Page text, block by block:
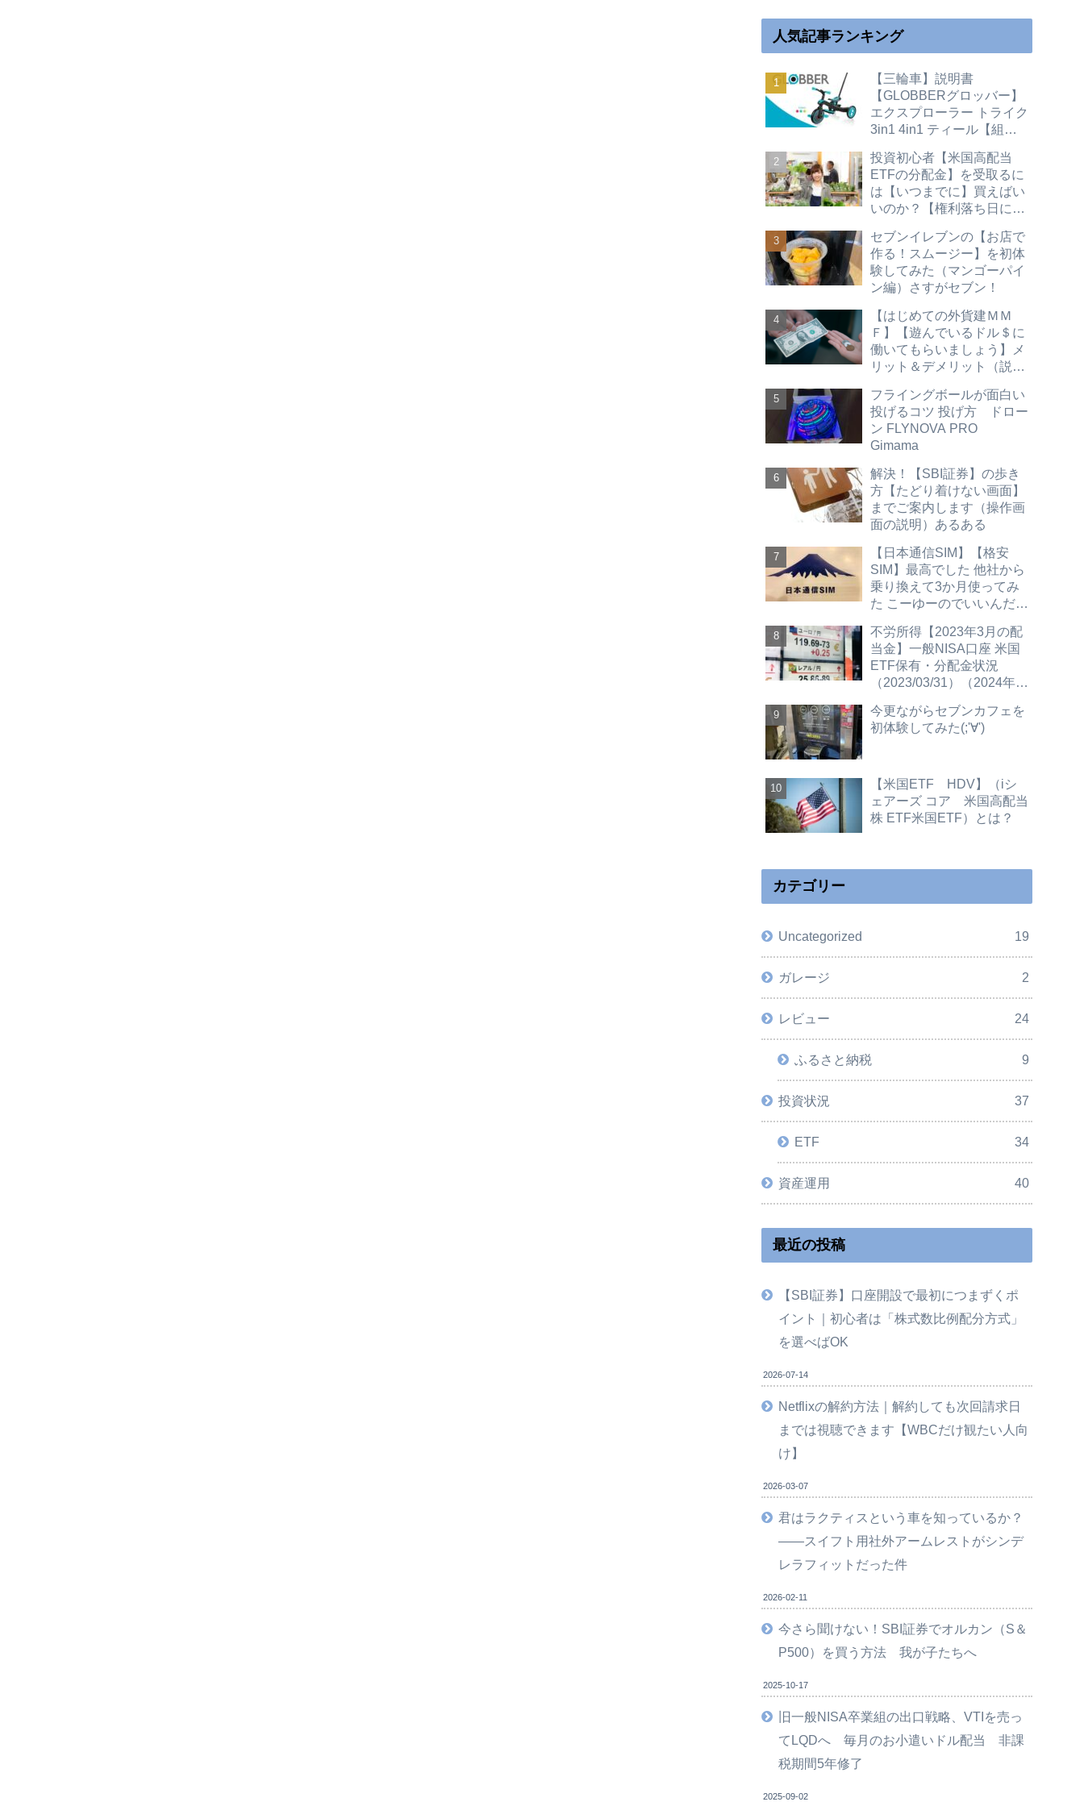
人気記事ランキング
【三輪車】説明書
【GLOBBERグロッバー】
エクスプローラー トライク
3in1 4in1 ティール【組立
身】二輪
投資初心者【米国高配当
ETFの分配金】を受取るに
は【いつまでに】買えばい
いのか？【権利落ち日につ
優待 不労所得）hdv spyd
vym vti vt vig agg vwob
2026
セブンイレブンの【お店で
作る！スムージー】を初体
験してみた（マンゴーパイ
ン編）さすがセブン！
【はじめての外貨建ＭＭ
Ｆ】【遊んでいるドル＄に
働いてもらいましょう】メ
リット＆デメリット（説明
編）hdv spyd vym vti vt vig
agg vwob
フライングボールが面白い
投げるコツ 投げ方 ドロー
ン FLYNOVA PRO
Gimama
解決！【SBI証券】の歩き
方【たどり着けない画面】
までご案内します（操作画
面の説明）あるある
【日本通信SIM】【格安
SIM】最高でした 他社から
乗り換えて3か月使ってみ
た こーゆーのでいいんだよ
ラン紹介）
不労所得【2023年3月の配
当金】一般NISA口座 米国
ETF保有・分配金状況
（2023/03/31）（2024年新
今更ながらセブンカフェを
初体験してみた(;'∀')
【米国ETF HDV】（iシ
ェアーズ コア 米国高配当
株 ETF米国ETF）とは？
カテゴリー
Uncategorized 19
ガレージ 2
レビュー 24
ふるさと納税 9
投資状況 37
ETF 34
資産運用 40
最近の投稿
【SBI証券】口座開設で最初につまずくポ
イント｜初心者は「株式数比例配分方式」
を選べばOK
2026-07-14
Netflixの解約方法｜解約しても次回請求日
までは視聴できます【WBCだけ観たい人向
け】
2026-03-07
君はラクティスという車を知っているか？
――スイフト用社外アームレストがシンデ
レラフィットだった件
2026-02-11
今さら聞けない！SBI証券でオルカン（S＆
P500）を買う方法 我が子たちへ
2025-10-17
旧一般NISA卒業組の出口戦略、VTIを売っ
てLQDへ 毎月のお小遣いドル配当 非課
税期間5年修了
2025-09-02